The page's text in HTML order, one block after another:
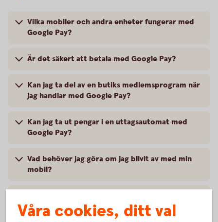
Vilka mobiler och andra enheter fungerar med
Google Pay?
Är det säkert att betala med Google Pay?
Kan jag ta del av en butiks medlemsprogram när
jag handlar med Google Pay?
Kan jag ta ut pengar i en uttagsautomat med
Google Pay?
Vad behöver jag göra om jag blivit av med min
mobil?
Våra cookies, ditt val